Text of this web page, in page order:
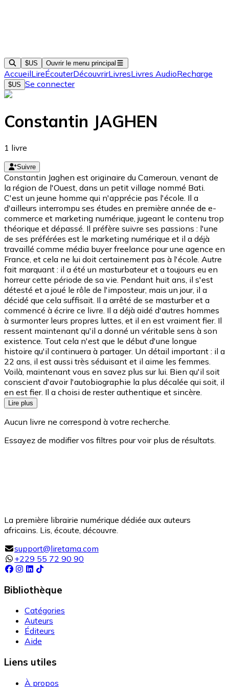
$US Ouvrir le menu principal
AccueilLireÉcouterDécouvrirLivresLivres AudioRecharge
$US Se connecter
Constantin JAGHEN
1 livre
Suivre
Constantin Jaghen est originaire du Cameroun, venant de
la région de l'Ouest, dans un petit village nommé Bati.
C'est un jeune homme qui n'apprécie pas l'école. Il a
d'ailleurs interrompu ses études en première année de e-
commerce et marketing numérique, jugeant le contenu trop
théorique et dépassé. Il préfère suivre ses passions : l'une
de ses préférées est le marketing numérique et il a déjà
travaillé comme média buyer freelance pour une agence en
France, et cela ne lui doit certainement pas à l'école. Autre
fait marquant : il a été un masturbateur et a toujours eu en
horreur cette période de sa vie. Pendant huit ans, il s'est
détesté et a joué le rôle de l'imposteur, mais un jour, il a
décidé que cela suffisait. Il a arrêté de se masturber et a
commencé à écrire ce livre. Il a déjà aidé d'autres hommes
à surmonter leurs propres luttes, et il en est vraiment fier. Il
ressent maintenant qu'il a donné un véritable sens à son
existence. Tout cela n'est que le début d'une longue
histoire qu'il continuera à partager. Un détail important : il a
22 ans, il est aussi très séduisant et il aime les femmes.
Voilà, maintenant vous en savez plus sur lui. Bien qu'il soit
conscient d'avoir l'autobiographie la plus décalée qui soit, il
en est fier. Il a choisi de rester authentique et sincère.
Lire plus
Aucun livre ne correspond à votre recherche.
Essayez de modifier vos filtres pour voir plus de résultats.
La première librairie numérique dédiée aux auteurs
africains. Lis, écoute, découvre.
support@liretama.com
+229 55 72 90 90
Bibliothèque
Catégories
Auteurs
Éditeurs
Aide
Liens utiles
À propos